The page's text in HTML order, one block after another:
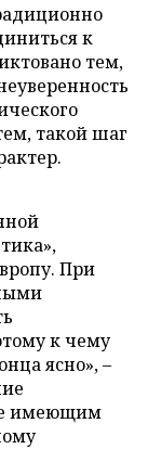
к
тем,
такой шаг
При
к чему
ясно», –
имеющим